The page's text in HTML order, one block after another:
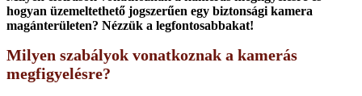
hogyan üzemeltethető jogszerűen egy biztonsági kamera
magánterületen? Nézzük a legfontosabbakat!
Milyen szabályok vonatkoznak a kamerás
megfigyelésre?